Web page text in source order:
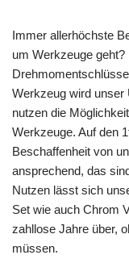
Immer allerhöchste
um Werkzeuge
Werkzeug wird unser
nutzen die
Werkzeuge. Auf den
Beschaffenheit von
ansprechend, das
Nutzen lässt sich
Set wie auch Chrom
zahllose Jahre über,
müssen.